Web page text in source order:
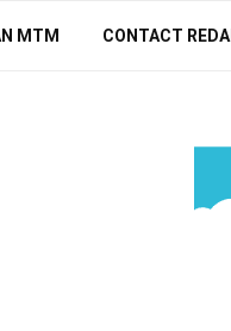
MTM CONTACT